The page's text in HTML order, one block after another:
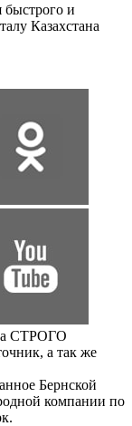
быстрого и
Казахстана
СТРОГО
а так же
Бернской
компании по